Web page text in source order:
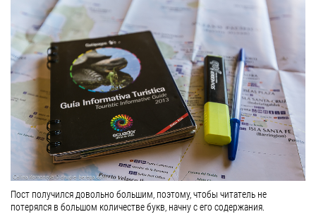
Пост получился довольно большим, поэтому, чтобы читатель не
потерялся в большом количестве букв, начну с его содержания.